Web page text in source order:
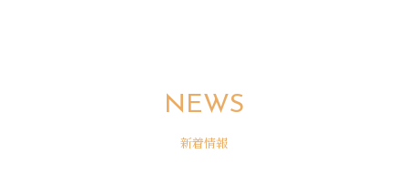
NEWS
新着情報